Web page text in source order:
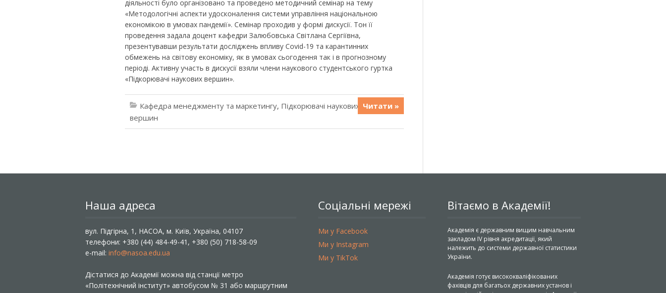
діяльності було організовано та проведено методичний семінар на тему
«Методологічні аспекти удосконалення системи управління національною
економікою в умовах пандемії». Семінар проходив у формі дискусії. Тон її
проведення задала доцент кафедри Залюбовська Світлана Сергіївна,
презентувавши результати досліджень впливу Covid-19 та карантинних
обмежень на світову економіку, як в умовах сьогодення так і в прогнозному
періоді. Активну участь в дискусії взяли члени наукового студентського гуртка
«Підкорювачі наукових вершин».
Кафедра менеджменту та маркетингу, Підкорювачі наукових
вершин
Читати »
Наша адреса
вул. Підгірна, 1, НАСОА, м. Київ, Україна, 04107
телефони: +380 (44) 484-49-41, +380 (50) 718-58-09
e-mail: info@nasoa.edu.ua
Дістатися до Академії можна від станції метро
«Політехнічний інститут» автобусом № 31 або маршрутним
Соціальні мережі
Ми у Facebook
Ми у Instagram
Ми у TikTok
Вітаємо в Академії!
Академія є державним вищим навчальним
закладом IV рівня акредитації, який
належить до системи державної статистики
України.
Академія готує висококваліфікованих
фахівців для багатьох державних установ і